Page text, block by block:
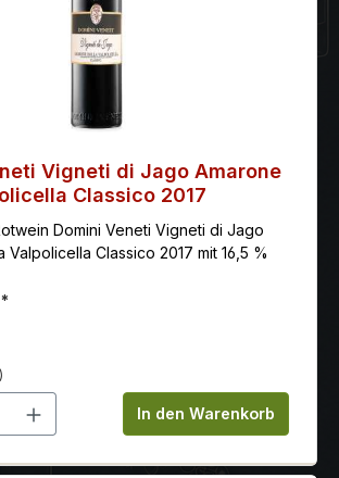
Vigneti di Jago Amarone
Classico 2017
Domini Veneti Vigneti di Jago
Valpolicella Classico 2017 mit 16,5 %
*
Anzahl: Gib denIn den Warenkorb